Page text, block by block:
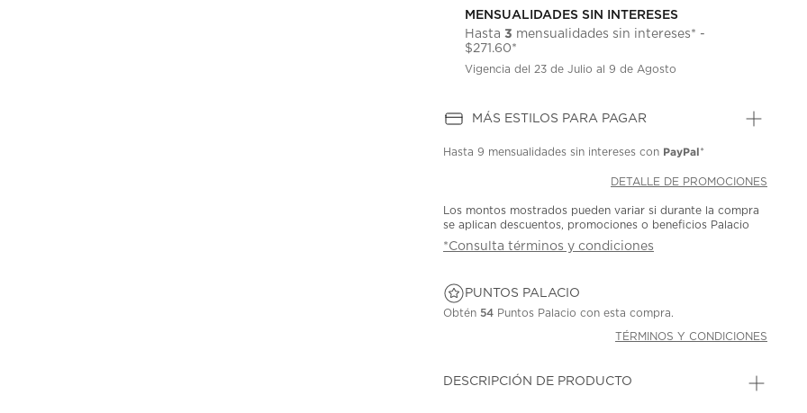
MENSUALIDADES SIN INTERESES
Hasta3 mensualidades sin intereses* -
$271.60*
Vigencia del 23 de Julio al 9 de Agosto
MÁS ESTILOS PARA PAGAR
Hasta9 mensualidades sin intereses con PayPal*
DETALLE DE PROMOCIONES
Los montos mostrados pueden variar si durante la compra
se aplican descuentos, promociones o beneficios Palacio
*Consulta términos y condiciones
PUNTOS PALACIO
Obtén54 Puntos Palacio con esta compra.
TÉRMINOS Y CONDICIONES
DESCRIPCIÓN DE PRODUCTO